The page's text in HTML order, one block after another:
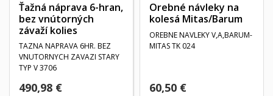
Ťažná náprava 6-hran,
bez vnútorných
závaží kolies
TAZNA NAPRAVA 6HR. BEZ
VNUTORNYCH ZAVAZI STARY
TYP V 3706
490,98 €
Orebné návleky na
kolesá Mitas/Barum
OREBNE NAVLEKY V,A,BARUM-
MITAS TK 024
60,50 €